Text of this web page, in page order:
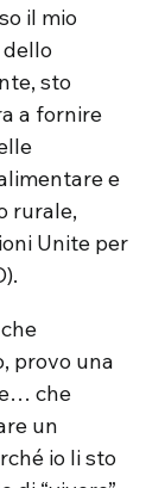
il mio
sto
a fornire
e
rurale,
Unite per
provo una
che
un
io li sto